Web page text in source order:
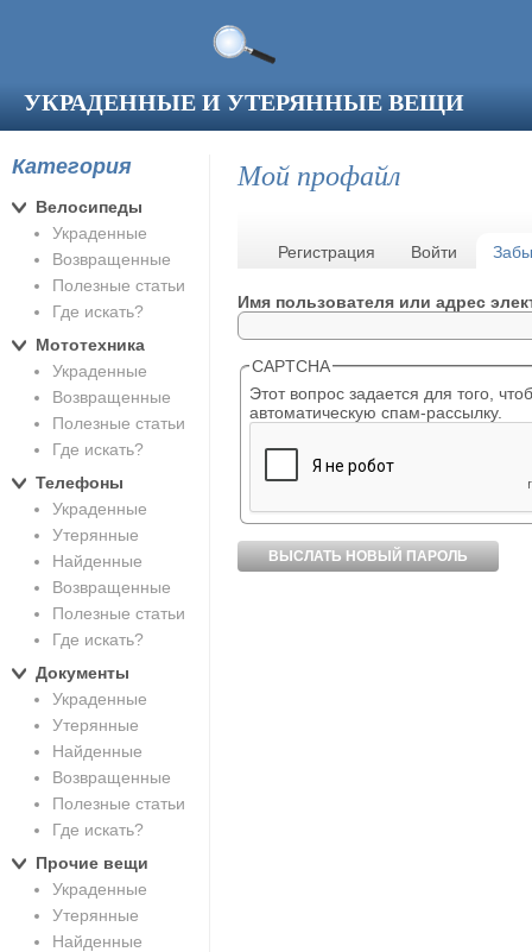
УКРАДЕННЫЕ И УТЕРЯННЫЕ ВЕЩИ
Мой профайл
Главные вкладки
Регистрация Войти
Имя пользователя или адрес
CAPTCHA
Этот вопрос задается для того, чтобы выяснить,
автоматическую спам-рассылку.
Категория
Велосипеды
Украденные
Возвращенные
Полезные статьи
Где искать?
Мототехника
Украденные
Возвращенные
Полезные статьи
Где искать?
Телефоны
Украденные
Утерянные
Найденные
Возвращенные
Полезные статьи
Где искать?
Документы
Украденные
Утерянные
Найденные
Возвращенные
Полезные статьи
Где искать?
Прочие вещи
Украденные
Утерянные
Найденные